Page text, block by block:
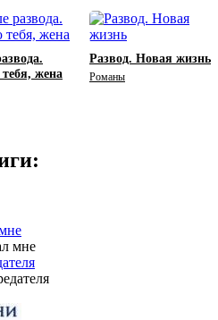
жена
Развод. Новая жизнь
Романы